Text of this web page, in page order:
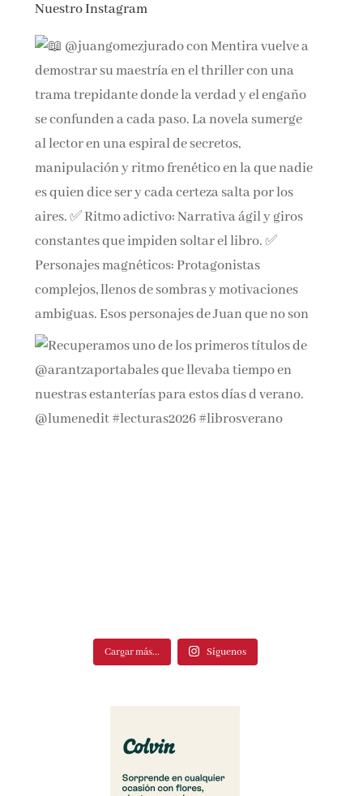
Nuestro Instagram